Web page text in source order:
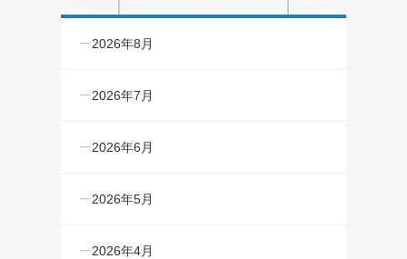
2026年8月
2026年7月
2026年6月
2026年5月
2026年4月